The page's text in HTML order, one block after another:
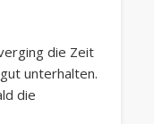
die Zeit
unterhalten.
die